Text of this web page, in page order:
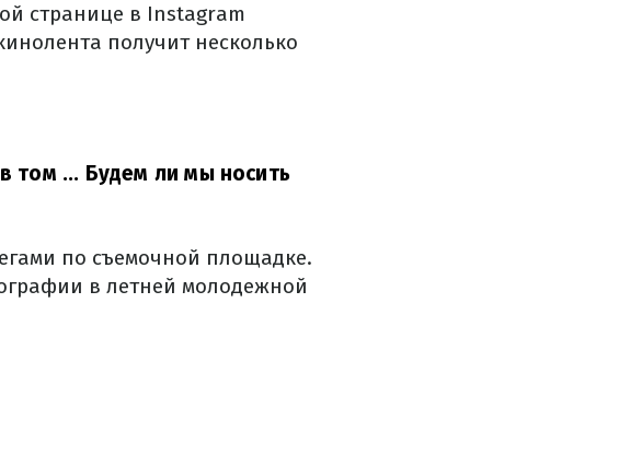
странице в Instagram
получит несколько
том ... Будем ли мы носить
по съемочной площадке.
в летней молодежной